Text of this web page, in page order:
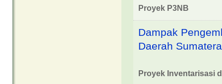
Proyek P3NB
Dampak
Daerah
Proyek Inventarisasi